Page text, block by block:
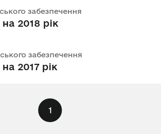
забезпечення
2018 рік
забезпечення
2017 рік
1